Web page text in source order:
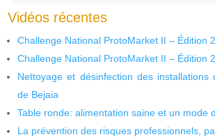
Vidéos récentes
Challenge National ProtoMarket II – Édition
Challenge National ProtoMarket II – Édition
Nettoyage et désinfection des installations
de Bejaia
Table ronde: alimentation saine et un mode
La prévention des risques professionnels,